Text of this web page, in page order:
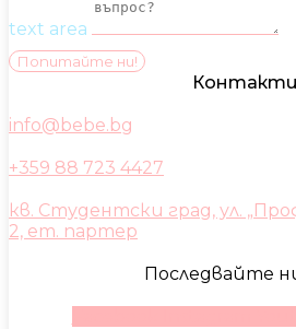
text area
Попитайте ни!
Контакти
info@bebe.bg
+359 88 723 4427
кв. Студентски град, ул.
2, ет. партер
Последвайте